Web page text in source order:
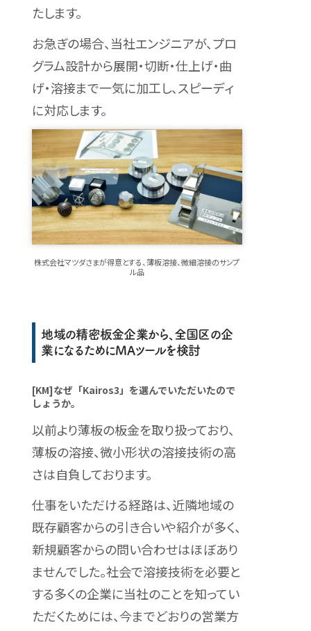
たします。
お急ぎの場合、当社エンジニアが、プロ
グラム設計から展開・切断・仕上げ・曲
げ・溶接まで一気に加工し、スピーディ
に対応します。
株式会社マツダさまが得意とする、薄板溶接、微細溶接のサンプ
ル品
地域の精密板金企業から、全国区の企
業になるためにMAツールを検討
[KM]なぜ「Kairos3」を選んでいただいたので
しょうか。
以前より薄板の板金を取り扱っており、
薄板の溶接、微小形状の溶接技術の高
さは自負しております。
仕事をいただける経路は、近隣地域の
既存顧客からの引き合いや紹介が多く、
新規顧客からの問い合わせはほぼあり
ませんでした。社会で溶接技術を必要と
する多くの企業に当社のことを知ってい
ただくためには、今までどおりの営業方